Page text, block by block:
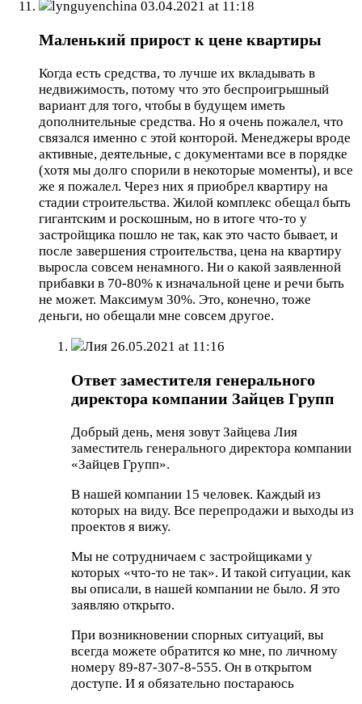
lynguyenchina 03.04.2021 at 11:18
Маленький прирост к цене квартиры
Когда есть средства, то лучше их вкладывать в
недвижимость, потому что это беспроигрышный
вариант для того, чтобы в будущем иметь
дополнительные средства. Но я очень пожалел, что
связался именно с этой конторой. Менеджеры вроде
активные, деятельные, с документами все в порядке
(хотя мы долго спорили в некоторые моменты), и все
же я пожалел. Через них я приобрел квартиру на
стадии строительства. Жилой комплекс обещал быть
гигантским и роскошным, но в итоге что-то у
застройщика пошло не так, как это часто бывает, и
после завершения строительства, цена на квартиру
выросла совсем ненамного. Ни о какой заявленной
прибавки в 70-80% к изначальной цене и речи быть
не может. Максимум 30%. Это, конечно, тоже
деньги, но обещали мне совсем другое.
Лия 26.05.2021 at 11:16
Ответ заместителя генерального
директора компании Зайцев Групп
Добрый день, меня зовут Зайцева Лия
заместитель генерального директора компании
«Зайцев Групп».
В нашей компании 15 человек. Каждый из
которых на виду. Все перепродажи и выходы из
проектов я вижу.
Мы не сотрудничаем с застройщиками у
которых «что-то не так». И такой ситуации, как
вы описали, в нашей компании не было. Я это
заявляю открыто.
При возникновении спорных ситуаций, вы
всегда можете обратится ко мне, по личному
номеру 89-87-307-8-555. Он в открытом
доступе. И я обязательно постараюсь